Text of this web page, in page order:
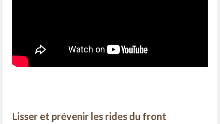
Lisser et prévenir les rides du front